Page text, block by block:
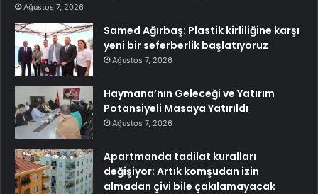
Ağustos 7, 2026
Samed Ağırbaş: Plastik kirliliğine karşı
yeni bir seferberlik başlatıyoruz
Ağustos 7, 2026
Haymana’nın Geleceği ve Yatırım
Potansiyeli Masaya Yatırıldı
Ağustos 7, 2026
Apartmanda tadilat kuralları
değişiyor: Artık komşudan izin
almadan çivi bile çakılamayacak